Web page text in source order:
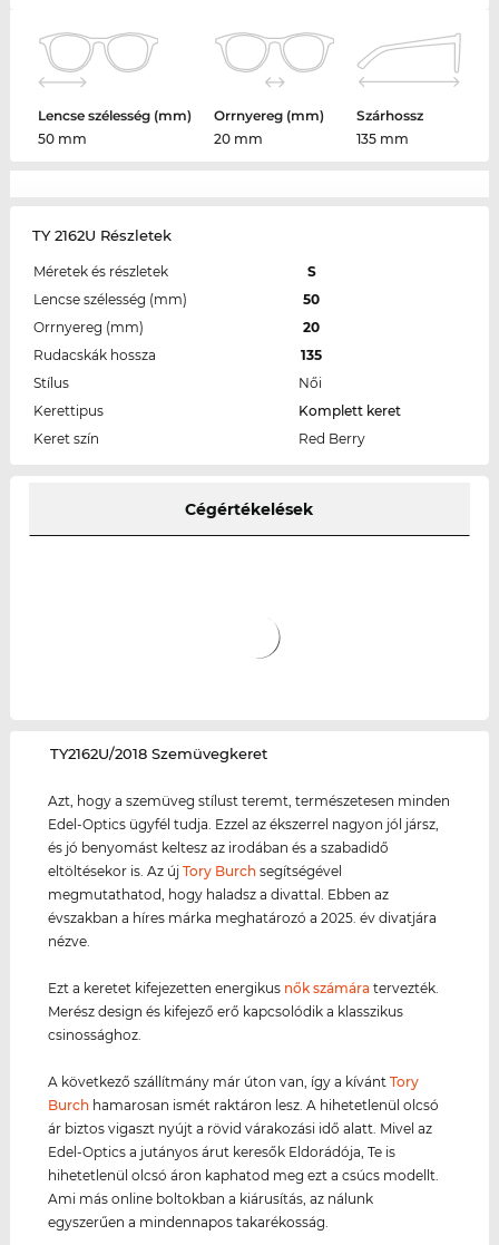
Lencse szélesség (mm)
50 mm
Orrnyereg (mm)
20 mm
Szárhossz
135 mm
TY 2162U Részletek
Méretek és részletek
S
Lencse szélesség (mm)
50
Orrnyereg (mm)
20
Rudacskák hossza
135
Stílus
Női
Kerettipus
Komplett keret
Keret szín
Red Berry
Cégértékelések
‌TY2162U/2018 Szemüvegkeret
Azt, hogy a szemüveg stílust teremt, természetesen minden
Edel-Optics ügyfél tudja. Ezzel az ékszerrel nagyon jól jársz,
és jó benyomást keltesz az irodában és a szabadidő
eltöltésekor is. Az újTory Burch segítségével
megmutathatod, hogy haladsz a divattal. Ebben az
évszakban a híres márka meghatározó a 2025. év divatjára
nézve.
Ezt a keretet kifejezetten energikus nők számára tervezték.
Merész design és kifejező erő kapcsolódik a klasszikus
csinossághoz.
A következő szállítmány már úton van, így a kívántTory
Burch hamarosan ismét raktáron lesz. A hihetetlenül olcsó
ár biztos vigaszt nyújt a rövid várakozási idő alatt. Mivel az
Edel-Optics a jutányos árut keresők Eldorádója, Te is
hihetetlenül olcsó áron kaphatod meg ezt a csúcs modellt.
Ami más online boltokban a kiárusítás, az nálunk
egyszerűen a mindennapos takarékosság.